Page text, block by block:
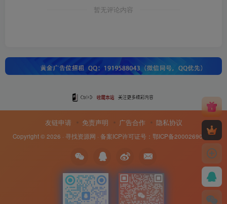
暂无评论内容
友链申请 免责声明 广告合作 隐私协议
Copyright © 2026 · 寻找资源网 · 备案ICP许可证号： 鄂ICP备20002690号-8